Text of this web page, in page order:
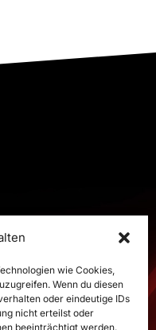
wie Cookies,
Wenn du diesen
oder eindeutige IDs
nicht erteilst oder
beeinträchtigt werden.